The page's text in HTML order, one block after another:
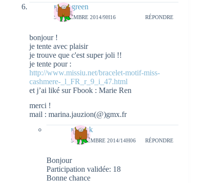
miss_green
5 NOVEMBRE 2014/9H16 RÉPONDRE
bonjour !
je tente avec plaisir
je trouve que c'est super joli !!
je tente pour :
http://www.missiu.net/bracelet-motif-miss-
cashmere-_l_FR_r_9_i_47.html
et j’ai liké sur Fbook : Marie Ren
merci !
mail : marina.jauzion(@)gmx.fr
natieak
5 NOVEMBRE 2014/14H06 RÉPONDRE
Bonjour
Participation validée: 18
Bonne chance